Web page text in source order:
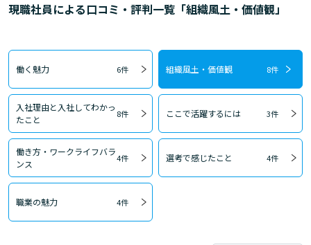
現職社員による口コミ・評判一覧「組織風土・価値観」
働く魅力 6件 組織風土・価値観 8件
入社理由と入社してわかっ
たこと
8件 ここで活躍するには 3件
働き方・ワークライフバラ
ンス
4件 選考で感じたこと 4件
職業の魅力 4件